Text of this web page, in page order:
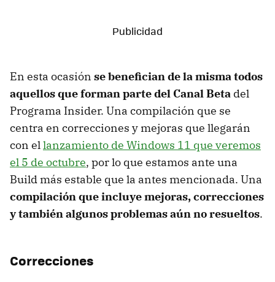
En esta ocasión se benefician de la misma todos
aquellos que forman parte del Canal Beta del
Programa Insider. Una compilación que se
centra en correcciones y mejoras que llegarán
con ellanzamiento de Windows 11 que veremos
el 5 de octubre, por lo que estamos ante una
Build más estable que la antes mencionada. Una
compilación que incluye mejoras, correcciones
y también algunos problemas aún no resueltos.
Correcciones